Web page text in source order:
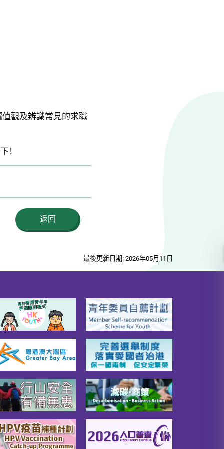
觀及辨識常見的求職
！
返回
最後更新日期: 2026年05月11日